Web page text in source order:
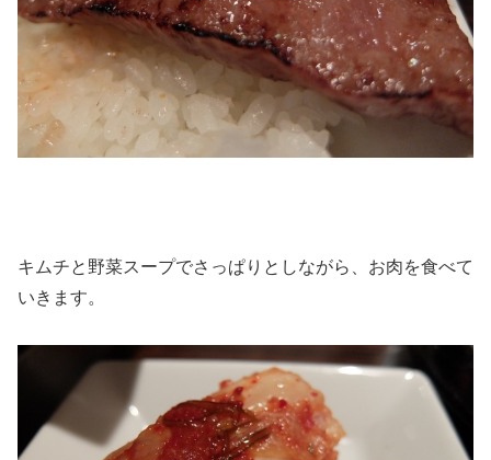
キムチと野菜スープでさっぱりとしながら、お肉を食べて
いきます。